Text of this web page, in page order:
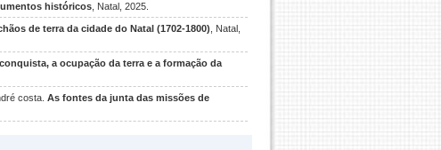
históricos , Natal, 2025.
de terra da cidade do Natal (1702-1800) , Natal,
a ocupação da terra e a formação da
costa. As fontes da junta das missões de